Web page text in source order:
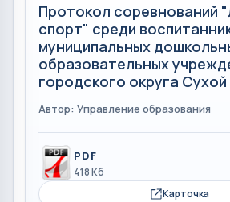
Протокол соревнований
спорт" среди
муниципальных
образовательных
городского округа
Автор: Управление образования
PDF
418 Кб
Карточка